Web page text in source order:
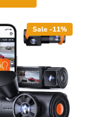
Sale -11%